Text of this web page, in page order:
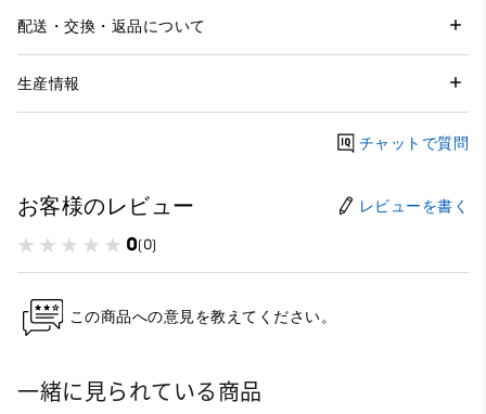
配送・交換・返品について
生産情報
チャットで質問
お客様のレビュー レビューを書く
0(0)
この商品への意見を教えてください。
一緒に見られている商品